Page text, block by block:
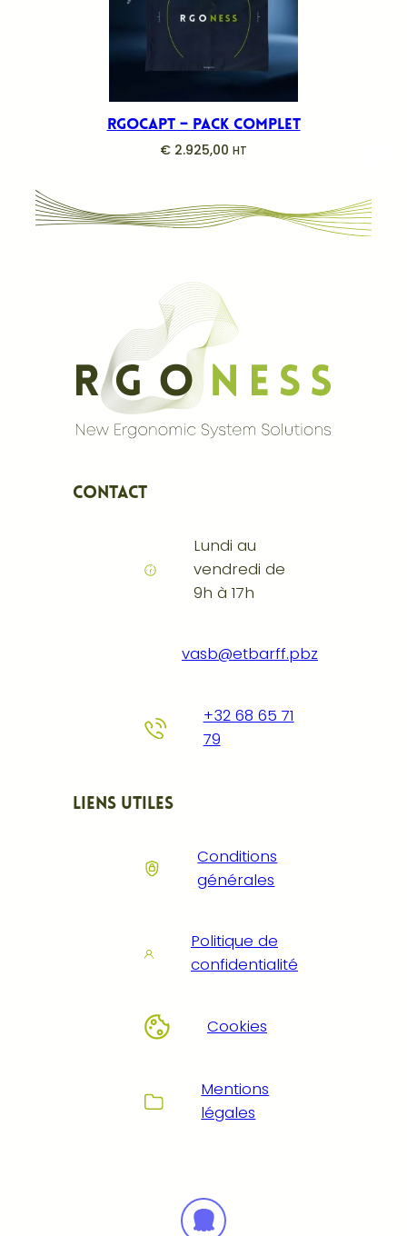
Rgocapt – Pack complet
€ 2.925,00 HT
Contact
Lundi au
vendredi de
9h à 17h
vasb@etbarff.pbz
+32 68 65 71
79
Liens utiles
Conditions
générales
Politique de
confidentialité
Cookies
Mentions
légales